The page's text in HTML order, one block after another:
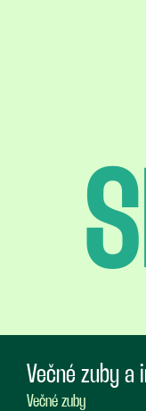
Večné zuby a
Večné zuby